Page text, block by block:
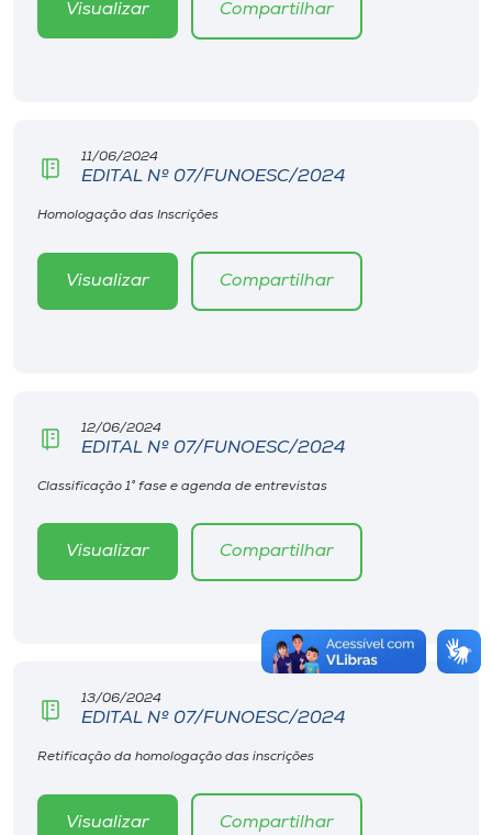
Visualizar Compartilhar
11/06/2024
EDITAL Nº 07/FUNOESC/2024
Homologação das Inscrições
Visualizar Compartilhar
12/06/2024
EDITAL Nº 07/FUNOESC/2024
Classificação 1° fase e agenda de entrevistas
Visualizar Compartilhar
13/06/2024
EDITAL Nº 07/FUNOESC/2024
Retificação da homologação das inscrições
Visualizar Compartilhar